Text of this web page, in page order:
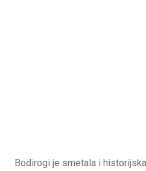
Bodirogi je smetala i